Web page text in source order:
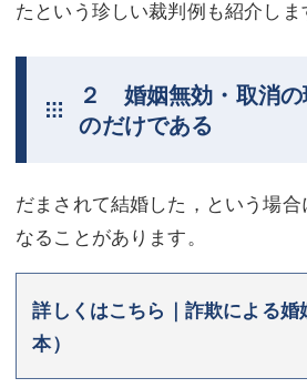
たという珍しい裁判例も紹介しま
２ 婚姻無効・取消の
のだけである
だまされて結婚した，という場
なることがあります。
詳しくはこちら｜詐欺による婚
本）